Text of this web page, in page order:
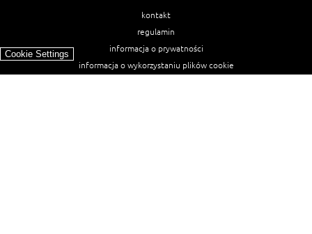
Cookie Settings
kontakt
regulamin
informacja o prywatności
informacja o wykorzystaniu plików cookie